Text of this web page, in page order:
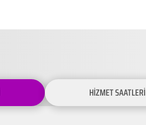
HİZMET